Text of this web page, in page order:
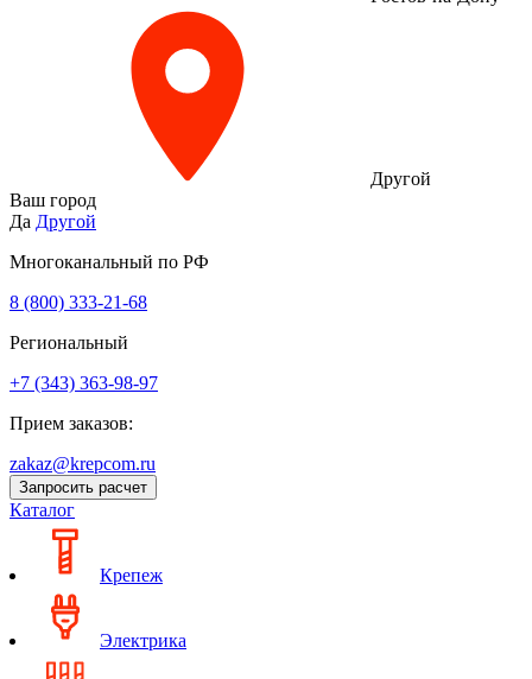
Другой
Ваш город
Да Другой
Многоканальный по РФ
8 (800) 333‑21-68
Региональный
+7 (343) 363-98-97
Прием заказов:
zakaz@krepcom.ru
Запросить расчет
Каталог
Крепеж
Электрика